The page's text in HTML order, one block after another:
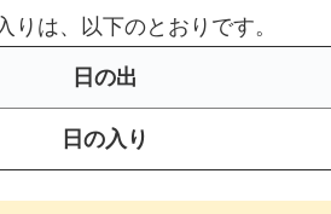
りは、以下のとおりです。
日の出
日の入り